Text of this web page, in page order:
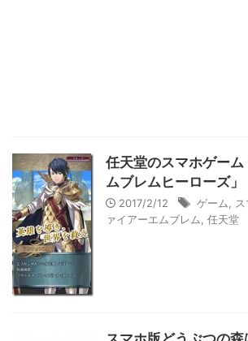
任天堂のスマホゲー
ムブレムヒーローズ」
2017/2/12 ゲーム
ァイアーエムブレム
任天堂